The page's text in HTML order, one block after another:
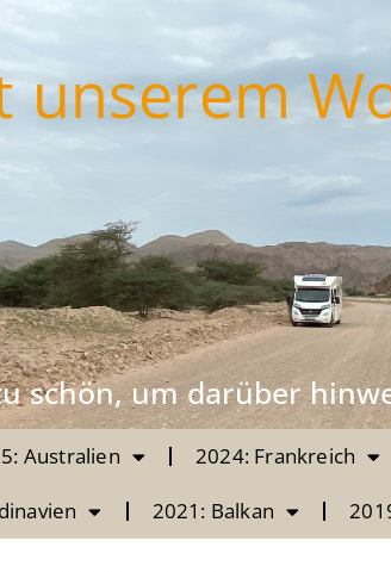
unserem
schön, um darüber
Australien 2024: Frankreich
2021: Balkan